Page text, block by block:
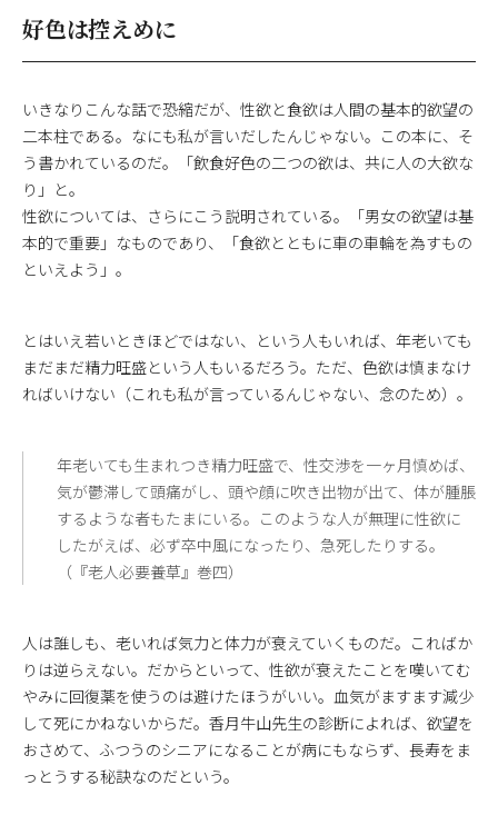
好色は控えめに
いきなりこんな話で恐縮だが、性欲と食欲は人間の基本的欲望の
二本柱である。なにも私が言いだしたんじゃない。この本に、そ
う書かれているのだ。「飲食好色の二つの欲は、共に人の大欲な
り」と。
性欲については、さらにこう説明されている。「男女の欲望は基
本的で重要」なものであり、「食欲とともに車の車輪を為すもの
といえよう」。
とはいえ若いときほどではない、という人もいれば、年老いても
まだまだ精力旺盛という人もいるだろう。ただ、色欲は慎まなけ
ればいけない（これも私が言っているんじゃない、念のため）。
年老いても生まれつき精力旺盛で、性交渉を一ヶ月慎めば、
気が鬱滞して頭痛がし、頭や顔に吹き出物が出て、体が腫脹
するような者もたまにいる。このような人が無理に性欲に
したがえば、必ず卒中風になったり、急死したりする。
（『老人必要養草』巻四）
人は誰しも、老いれば気力と体力が衰えていくものだ。こればか
りは逆らえない。だからといって、性欲が衰えたことを嘆いてむ
やみに回復薬を使うのは避けたほうがいい。血気がますます減少
して死にかねないからだ。香月牛山先生の診断によれば、欲望を
おさめて、ふつうのシニアになることが病にもならず、長寿をま
っとうする秘訣なのだという。